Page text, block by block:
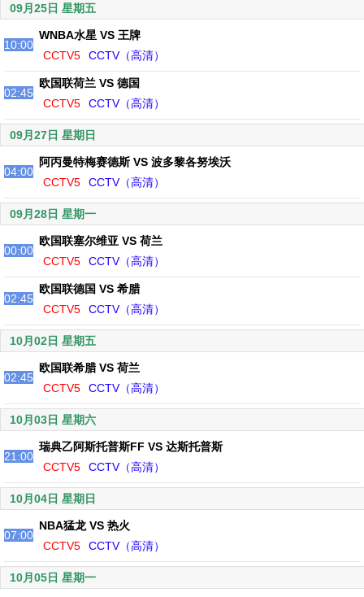
09月25日 星期五
10:00
WNBA水星 VS 王牌
CCTV5
CCTV（高清）
02:45
欧国联荷兰 VS 德国
CCTV5
CCTV（高清）
09月27日 星期日
04:00
阿丙曼特梅赛德斯 VS 波多黎各努埃沃
CCTV5
CCTV（高清）
09月28日 星期一
00:00
欧国联塞尔维亚 VS 荷兰
CCTV5
CCTV（高清）
02:45
欧国联德国 VS 希腊
CCTV5
CCTV（高清）
10月02日 星期五
02:45
欧国联希腊 VS 荷兰
CCTV5
CCTV（高清）
10月03日 星期六
21:00
瑞典乙阿斯托普斯FF VS 达斯托普斯
CCTV5
CCTV（高清）
10月04日 星期日
07:00
NBA猛龙 VS 热火
CCTV5
CCTV（高清）
10月05日 星期一